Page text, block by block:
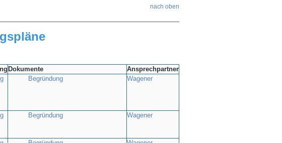
nach oben
Dokumente
Ansprechpartner
Begründung Wagener
Begründung Wagener